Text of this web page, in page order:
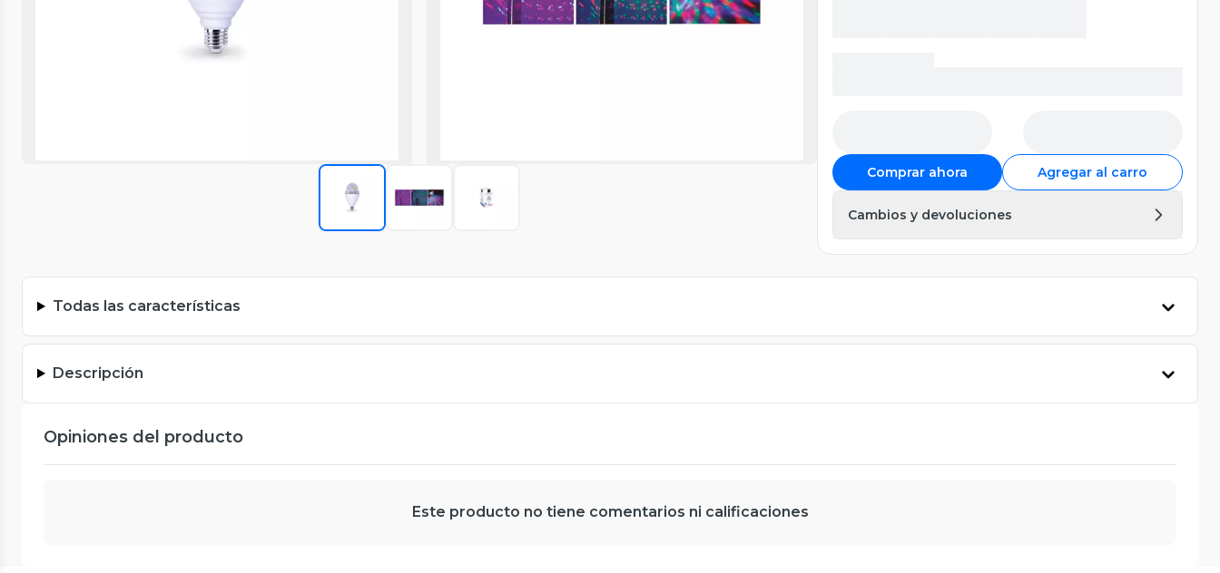
Comprar ahora Agregar al carro
Cambios y devoluciones
Todas las características
Descripción
Opiniones del producto
Este producto no tiene comentarios ni calificaciones